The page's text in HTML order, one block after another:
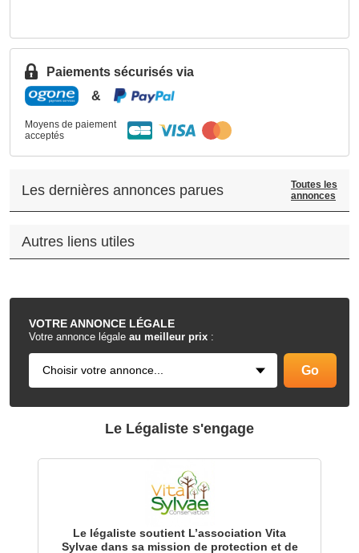
VOTREANNONCE LÉGALE
Votre annonce légale au meilleur prix :
Paiements sécurisés via
&
Moyens de paiement
acceptés
Les dernières annonces parues
Toutes les
annonces
Autres liens utiles
.
Le Légaliste s'engage
Le légaliste soutient L’association Vita
Sylvae dans sa mission de protection et de